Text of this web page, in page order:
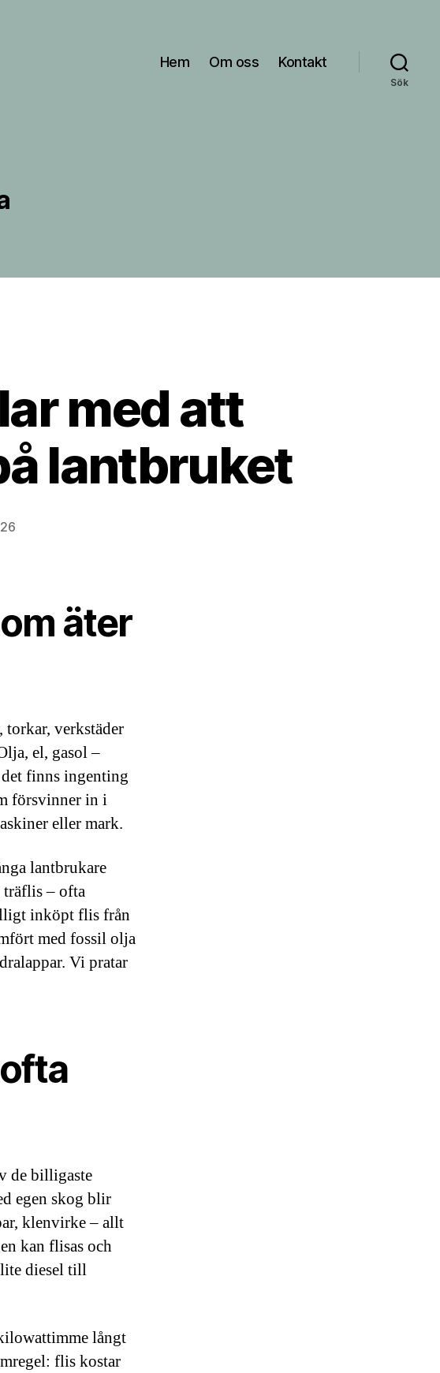
Hem Om oss Kontakt
Sök
med att
lantbruket
äter
torkar, verkstäder
el, gasol –
finns ingenting
försvinner in i
eller mark.
lantbrukare
träflis – ofta
inköpt flis från
med fossil olja
Vi pratar
de billigaste
egen skog blir
klenvirke – allt
kan flisas och
diesel till
långt
flis kostar